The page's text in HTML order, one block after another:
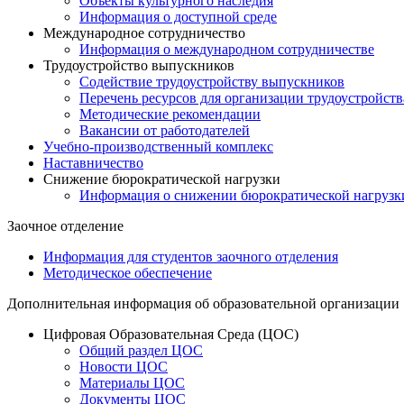
Информация о доступной среде
Международное сотрудничество
Информация о международном сотрудничестве
Трудоустройство выпускников
Содействие трудоустройству выпускников
Перечень ресурсов для организации
Методические рекомендации
Вакансии от работодателей
Учебно-производственный комплекс
Наставничество
Снижение бюрократической нагрузки
Информация о снижении бюрократической
Заочное отделение
Информация для студентов заочного отделения
Методическое обеспечение
Дополнительная информация об образовательной организации
Цифровая Образовательная Среда (ЦОС)
Общий раздел ЦОС
Новости ЦОС
Материалы ЦОС
Документы ЦОС